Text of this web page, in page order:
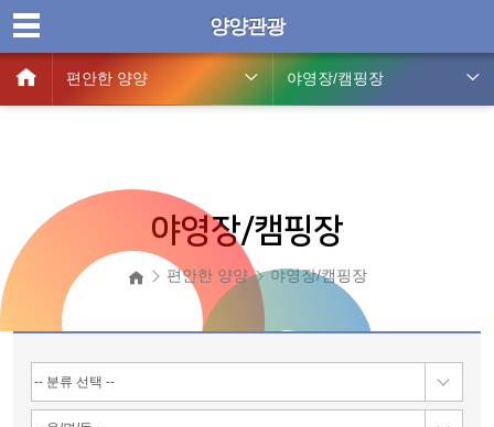
양양관광
편안한 양양 야영장/캠핑장
야영장/캠핑장
편안한 양양 야영장/캠핑장